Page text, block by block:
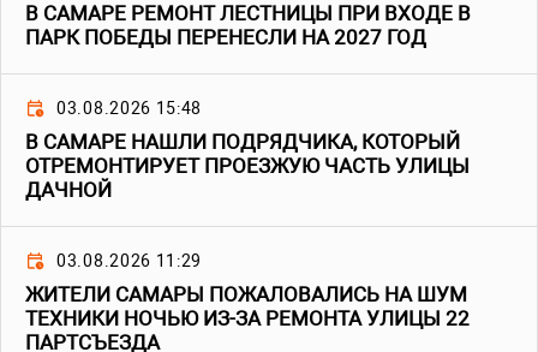
В САМАРЕ РЕМОНТ ЛЕСТНИЦЫ ПРИ ВХОДЕ В
ПАРК ПОБЕДЫ ПЕРЕНЕСЛИ НА 2027 ГОД
03.08.2026 15:48
В САМАРЕ НАШЛИ ПОДРЯДЧИКА, КОТОРЫЙ
ОТРЕМОНТИРУЕТ ПРОЕЗЖУЮ ЧАСТЬ УЛИЦЫ
ДАЧНОЙ
03.08.2026 11:29
ЖИТЕЛИ САМАРЫ ПОЖАЛОВАЛИСЬ НА ШУМ
ТЕХНИКИ НОЧЬЮ ИЗ-ЗА РЕМОНТА УЛИЦЫ 22
ПАРТСЪЕЗДА